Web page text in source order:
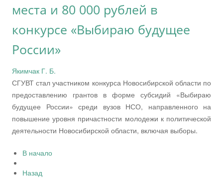
места и 80 000 рублей в
конкурсе «Выбираю будущее
России»
Якимчак Г. Б.
СГУВТ стал участником конкурса Новосибирской области по
предоставлению грантов в форме субсидий «Выбираю
будущее России» среди вузов НСО, направленного на
повышение уровня причастности молодежи к политической
деятельности Новосибирской области, включая выборы.
В начало
Назад